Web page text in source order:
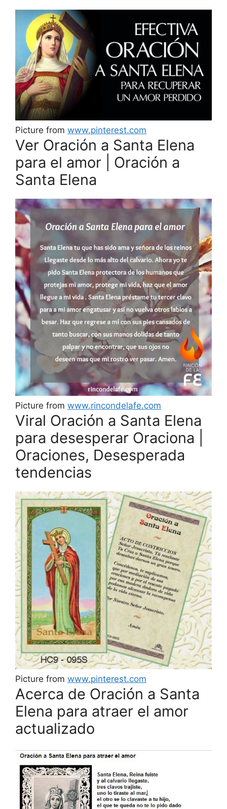
Picture from www.pinterest.com
Ver Oración a Santa Elena
para el amor | Oración a
Santa Elena
Picture from www.rincondelafe.com
Viral Oración a Santa Elena
para desesperar Oraciona |
Oraciones, Desesperada
tendencias
Picture from www.pinterest.com
Acerca de Oración a Santa
Elena para atraer el amor
actualizado